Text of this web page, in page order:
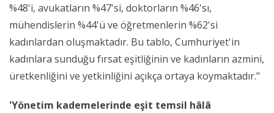
%48'i, avukatların %47'si, doktorların %46'sı,
mühendislerin %44'ü ve öğretmenlerin %62'si
kadınlardan oluşmaktadır. Bu tablo, Cumhuriyet'in
kadınlara sunduğu fırsat eşitliğinin ve kadınların azmini,
üretkenliğini ve yetkinliğini açıkça ortaya koymaktadır."
'Yönetim kademelerinde eşit temsil hâlâ